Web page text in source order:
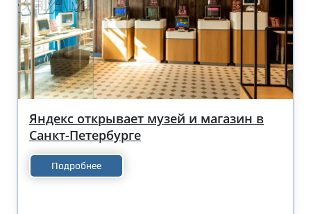
Яндекс открывает музей и магазин в
Санкт-Петербурге
Подробнее